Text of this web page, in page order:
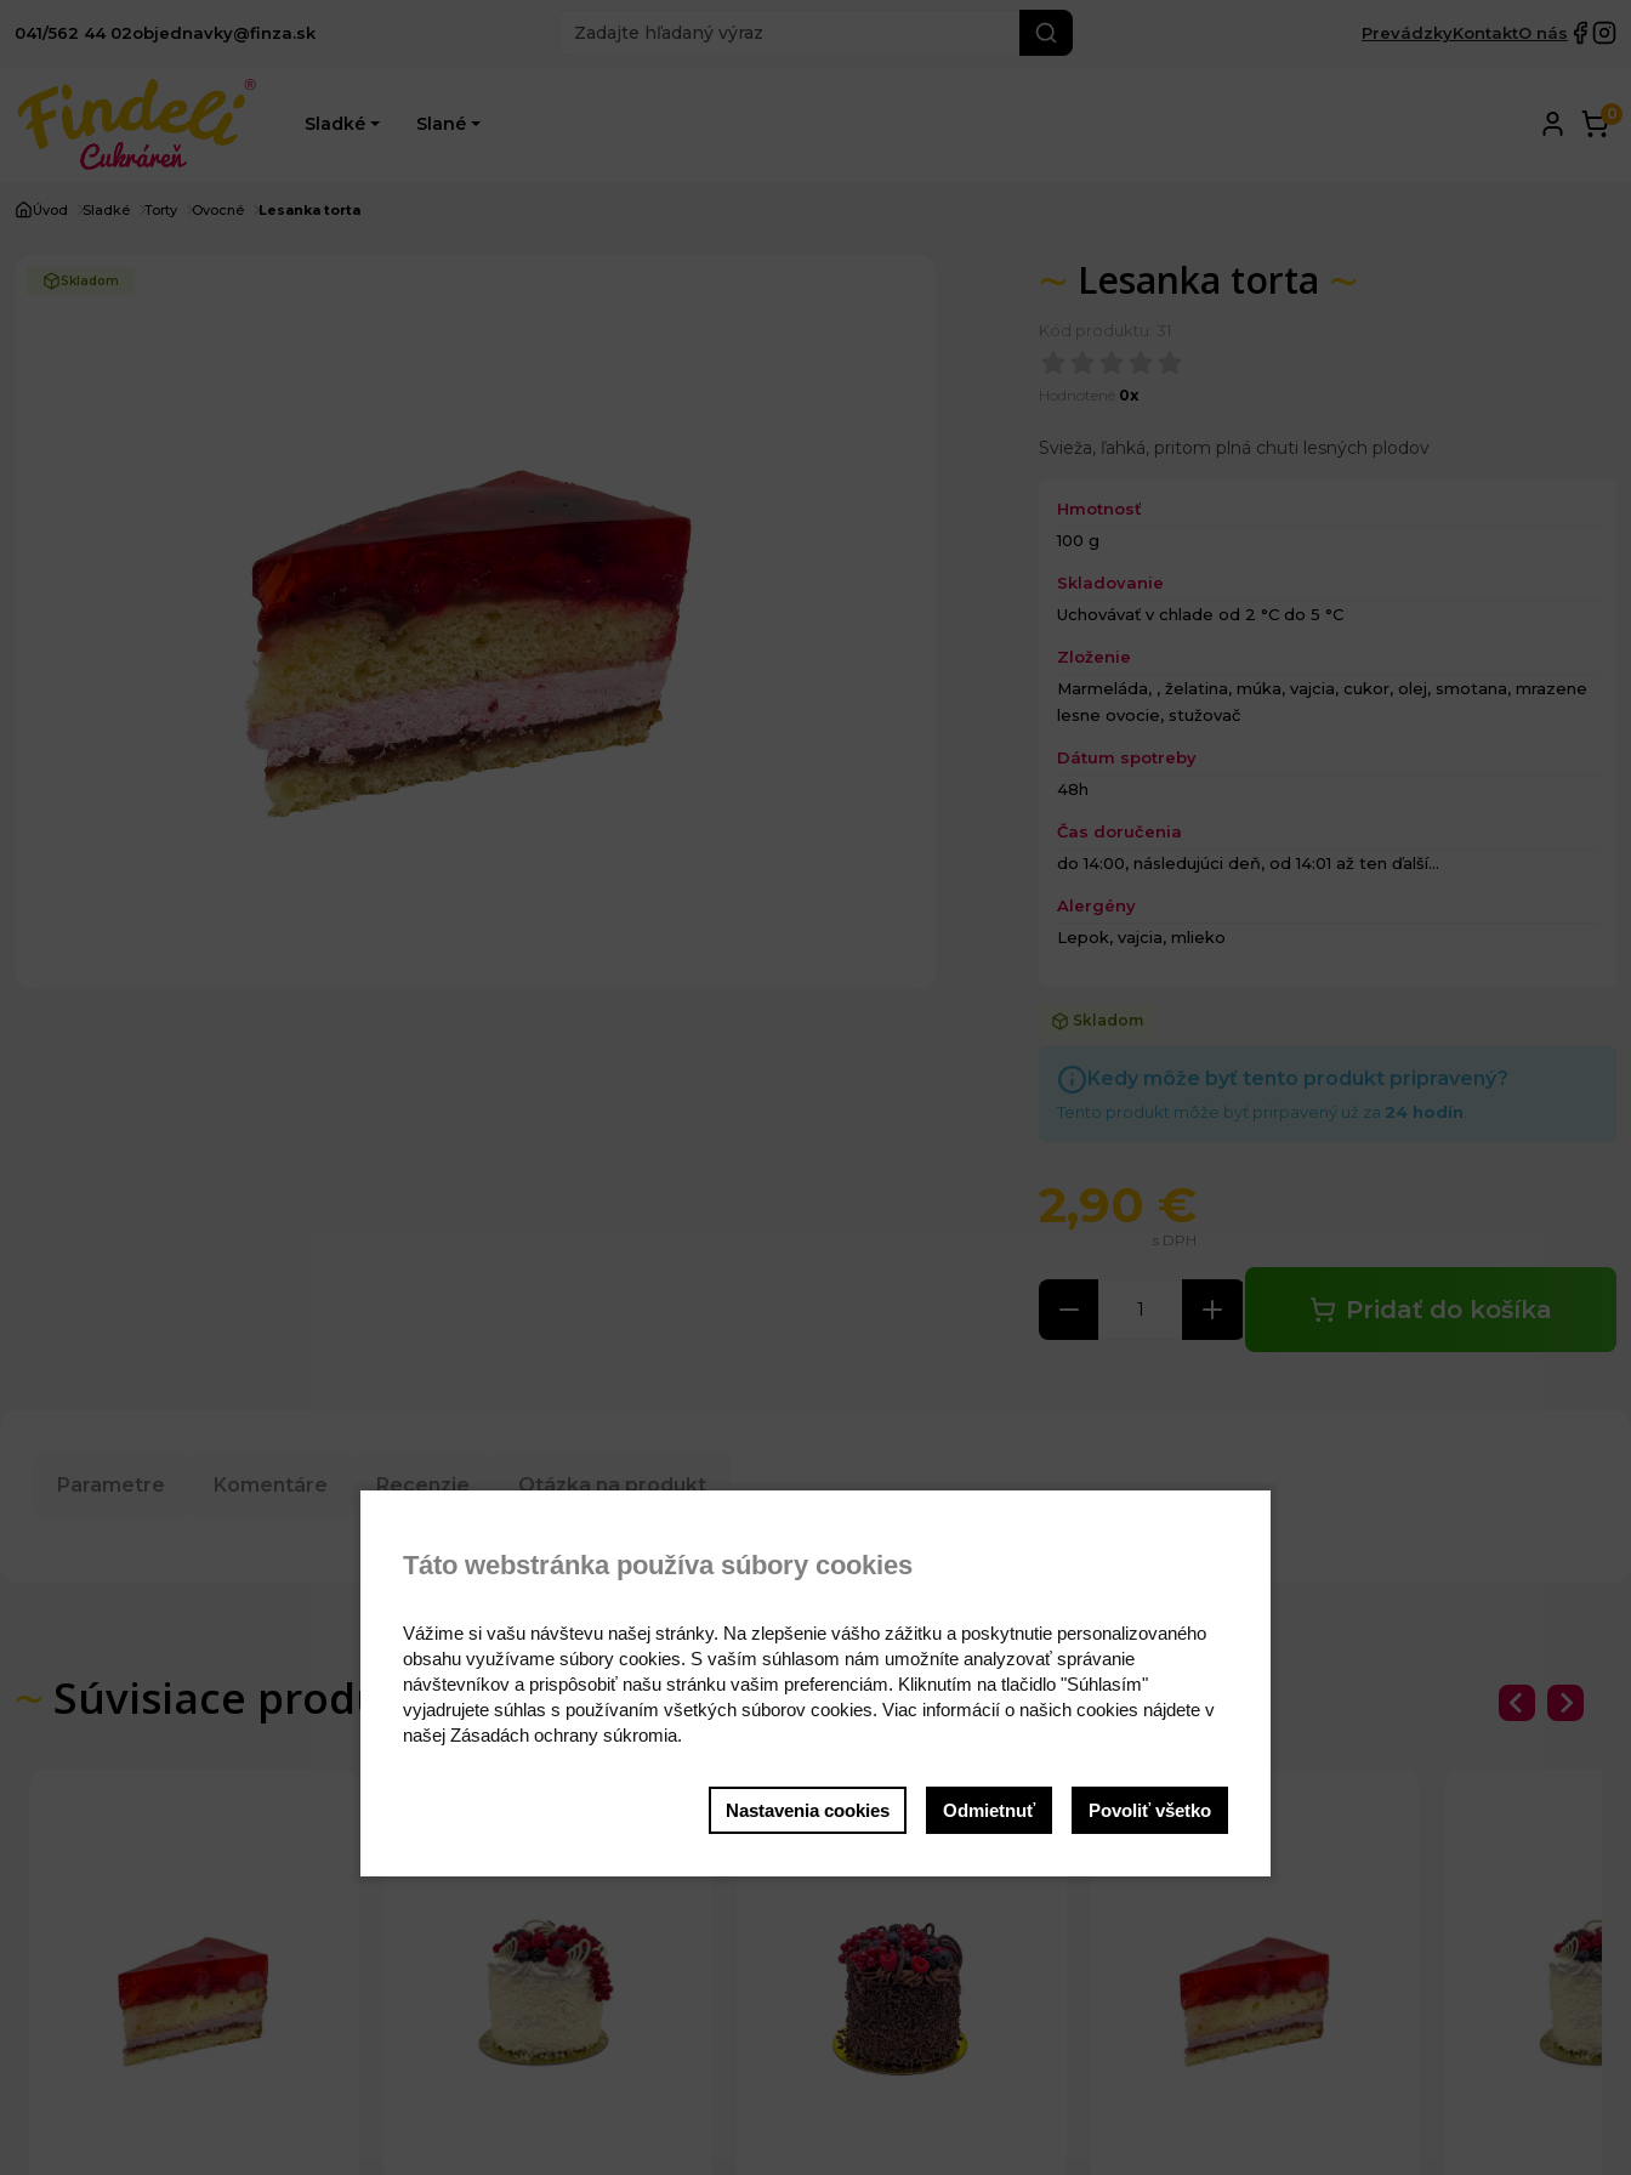
041/562 44 02objednavky@finza.sk PrevádzkyKontaktO nás
Sladké Slané 0
Úvod Sladké Torty Ovocné Lesanka torta
Skladom Lesanka torta
Kód produktu: 31
Hodnotené 0x
Svieža, ľahká, pritom plná chuti lesných plodov
Hmotnosť
100 g
Skladovanie
Uchovávať v chlade od 2 °C do 5 °C
Zloženie
Marmeláda, , želatina, múka, vajcia, cukor, olej, smotana, mrazene
lesne ovocie, stužovač
Dátum spotreby
48h
Čas doručenia
do 14:00, následujúci deň, od 14:01 až ten ďalší...
Alergény
Lepok, vajcia, mlieko
Skladom
Kedy môže byť tento produkt pripravený?
Tento produkt môže byť prirpavený už za 24 hodín
2,90 €
s DPH
Pridať do košíka
Parametre Komentáre Recenzie Otázka na produkt
Súvisiace produkty
Táto webstránka používa súbory cookies
Vážime si vašu návštevu našej stránky. Na zlepšenie vášho zážitku a poskytnutie personalizovaného
obsahu využívame súbory cookies. S vaším súhlasom nám umožníte analyzovať správanie
návštevníkov a prispôsobiť našu stránku vašim preferenciám. Kliknutím na tlačidlo "Súhlasím"
vyjadrujete súhlas s používaním všetkých súborov cookies. Viac informácií o našich cookies nájdete v
našej Zásadách ochrany súkromia.
Nastavenia cookies Odmietnuť Povoliť všetko